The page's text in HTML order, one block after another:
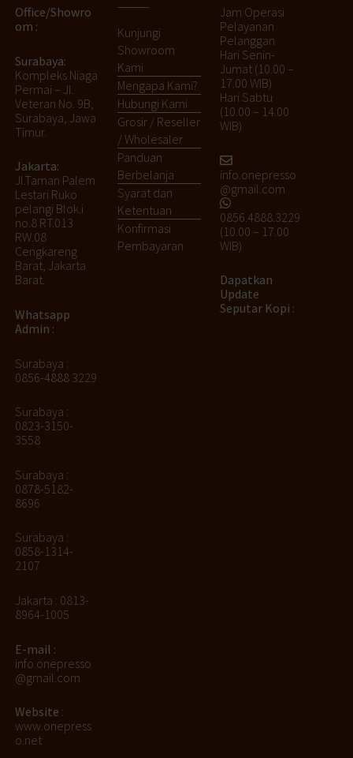
Office/Showro
om :
Surabaya:
Kompleks Niaga
Permai – Jl.
Veteran No. 9B,
Surabaya, Jawa
Timur.
Jakarta:
Jl.Taman Palem
Lestari Ruko
pelangi Blok.i
no.8 RT.013
RW.08
Cengkareng
Barat, Jakarta
Barat.
Whatsapp
Admin :
Surabaya :
0856-4888 3229
Surabaya :
0823-3150-
3558
Surabaya :
0878-5182-
8696
Surabaya :
0858-1314-
2107
Jakarta : 0813-
8964-1005
E-mail :
info.onepresso
@gmail.com
Website :
www.onepress
o.net
Kunjungi
Showroom
Kami
Mengapa Kami?
Hubungi Kami
Grosir / Reseller
/ Wholesaler
Panduan
Berbelanja
Syarat dan
Ketentuan
Konfirmasi
Pembayaran
Jam Operasi
Pelayanan
Pelanggan
Hari Senin-
Jumat (10.00 –
17.00 WIB)
Hari Sabtu
(10.00 – 14.00
WIB)
info.onepresso
@gmail.com
0856.4888.3229
(10.00 – 17.00
WIB)
Dapatkan
Update
Seputar Kopi :